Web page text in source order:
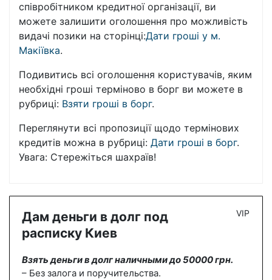
співробітником кредитної організації, ви
можете залишити оголошення про можливість
видачі позики на сторінці:Дати гроші у м.
Макіївка.
Подивитись всі оголошення користувачів, яким
необхідні гроші терміново в борг ви можете в
рубриці: Взяти гроші в борг.
Переглянути всі пропозиції щодо термінових
кредитів можна в рубриці: Дати гроші в борг.
Увага: Стережіться шахраїв!
Дам деньги в долг под
расписку Киев
Взять деньги в долг наличными до 50000 грн.
– Без залога и поручительства.
VIP